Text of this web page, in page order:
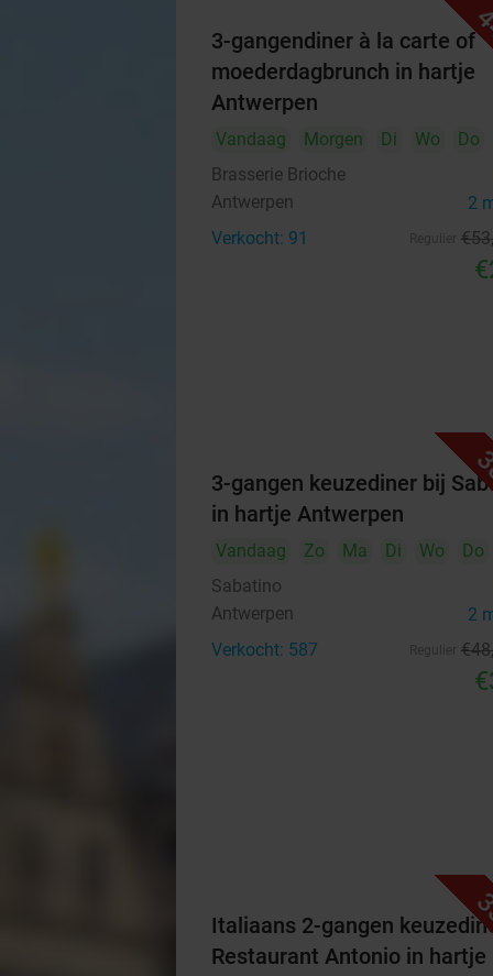
3-gangendiner à la carte of
moederdagbrunch in hartje
Antwerpen
Vandaag Morgen Di Wo
Do
Brasserie Brioche
Antwerpen 2
Verkocht: 91 €53
3-gangen keuzediner bij
in hartje Antwerpen
Vandaag Zo Ma Di Wo
Do
Sabatino
Antwerpen 2
Verkocht: 587 €48
Italiaans 2-gangen
Restaurant Antonio in hartje